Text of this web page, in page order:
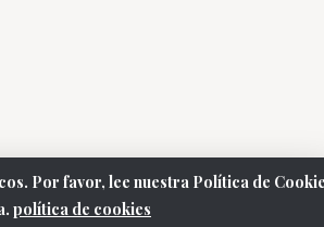
Por favor, lee nuestra Política de
política de cookies